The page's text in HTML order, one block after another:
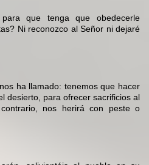
que tenga que obedecerle
Ni reconozco al Señor ni dejaré
ha llamado: tenemos que hacer
desierto, para ofrecer sacrificios al
nos herirá con peste o